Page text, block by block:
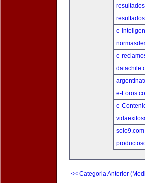
e-
e-
e-
e-
solo9.com
<< Categoria Anterior